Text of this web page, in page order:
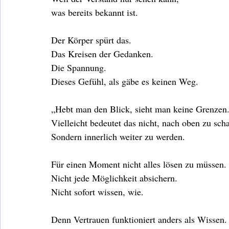
was bereits bekannt ist.
Der Körper spürt das.
Das Kreisen der Gedanken.
Die Spannung.
Dieses Gefühl, als gäbe es keinen Weg.
„Hebt man den Blick, sieht man keine
Vielleicht bedeutet das nicht, nach oben zu
Sondern innerlich weiter zu werden.
Für einen Moment nicht alles lösen zu müssen.
Nicht jede Möglichkeit absichern.
Nicht sofort wissen, wie.
Denn Vertrauen funktioniert anders als Wissen.